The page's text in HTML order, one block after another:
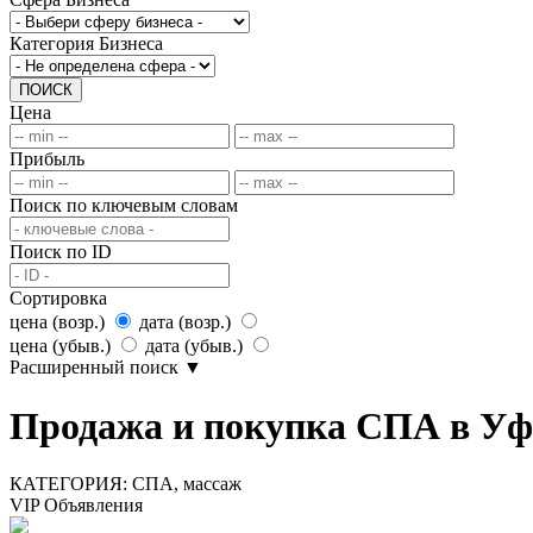
Категория Бизнеса
ПОИСК
Цена
Прибыль
Поиск по ключевым словам
Поиск по ID
Сортировка
цена (возр.)
дата (возр.)
цена (убыв.)
дата (убыв.)
Расширенный поиск ▼
Продажа и покупка СПА в
КАТЕГОРИЯ: СПА, массаж
VIP Объявления